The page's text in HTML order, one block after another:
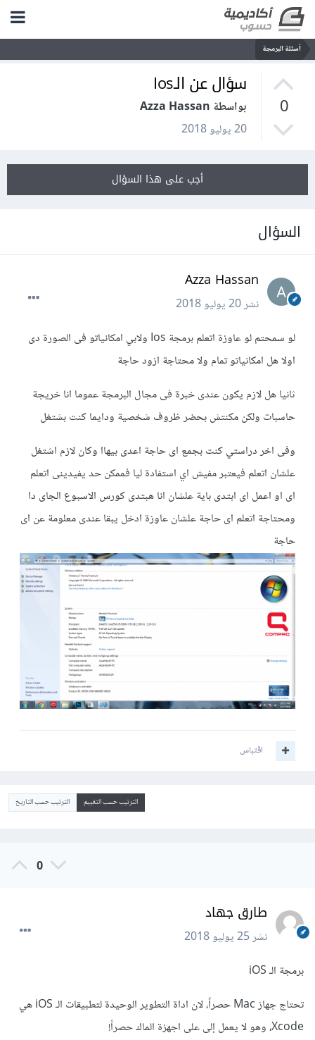
أسئلة البرمجة
0
سؤال عن الـIos
بواسطة Azza Hassan
20 يوليو 2018
أجب على هذا السؤال
السؤال
Azza Hassan
نشر20 يوليو 2018
لو سمحتم لو عاوزة اتعلم برمجة Ios ولابي امكانياتو فى الصورة دى
اولا هل امكانياتو تمام ولا محتاجة ازود حاجة
ثانيا هل لازم يكون عندى خبرة فى مجال البرمجة عموما انا خريجة
حاسبات ولكن مكنتش بحضر ظروف شخصية ودايما كنت بشتغل
وفى اخر دراستي كنت بجمع اى حاجة اعدى بيهاا وكان لازم اشتغل
علشان اتعلم فيعتبر مفيش اي استفادة ليا فممكن حد يفيدينى اتعلم
اى او اعمل اى ابتدى باية علشان انا هبتدى كورس الاسبوع الجاى دا
ومحتاجة اتعلم اى حاجة علشان عاوزة ادخل يبقا عندى معلومة عن اى
حاجة
اقتباس
الترتيب حسب التقييم الترتيب حسب التاريخ
0
طارق جهاد
نشر25 يوليو 2018
برمجة الـ iOS
تحتاج جهاز Mac حصراً، لان اداة التطوير الوحيدة لتطبيقات الـ iOS هي
Xcode، وهو لا يعمل إلى على اجهزة الماك حصراً!